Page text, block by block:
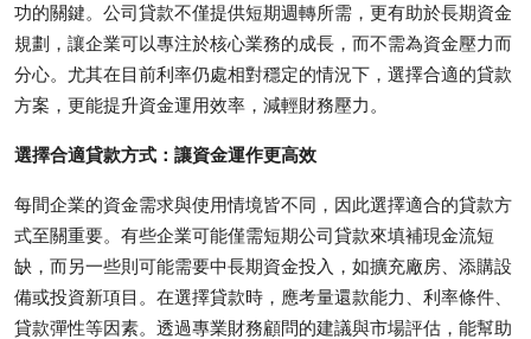
Top 10
How To
Support Number
功的關鍵。公司貸款不僅提供短期週轉所需，更有助於長期資金
規劃，讓企業可以專注於核心業務的成長，而不需為資金壓力而
分心。尤其在目前利率仍處相對穩定的情況下，選擇合適的貸款
方案，更能提升資金運用效率，減輕財務壓力。
選擇合適貸款方式：讓資金運作更高效
每間企業的資金需求與使用情境皆不同，因此選擇適合的貸款方
式至關重要。有些企業可能僅需短期公司貸款來填補現金流短
缺，而另一些則可能需要中長期資金投入，如擴充廠房、添購設
備或投資新項目。在選擇貸款時，應考量還款能力、利率條件、
貸款彈性等因素。透過專業財務顧問的建議與市場評估，能幫助